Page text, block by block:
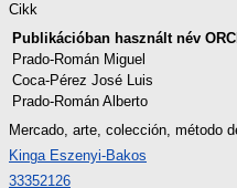
Cikk
Publikációban használt név
Prado-Román Miguel
Coca-Pérez José Luis
Prado-Román Alberto
Mercado, arte, colección, método
Kinga Eszenyi-Bakos
33352126